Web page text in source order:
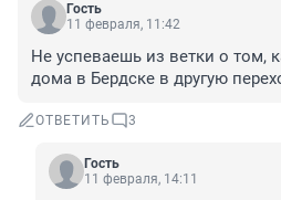
Гость
11 февраля, 11:42
Не успеваешь из ветки о том,
дома в Бердске в другую
ОТВЕТИТЬ 3
Гость
11 февраля, 14:11